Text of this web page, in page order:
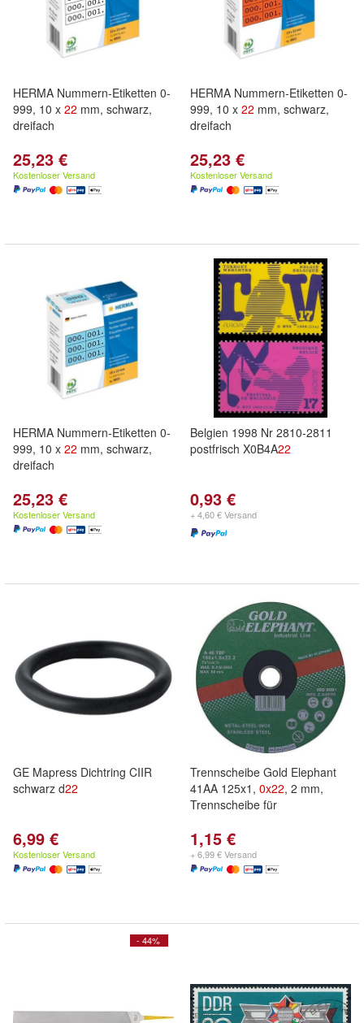
HERMA Nummern-Etiketten 0-
999, 10 x 22 mm, schwarz,
dreifach
25,23 €
Kostenloser Versand
HERMA Nummern-Etiketten 0-
999, 10 x 22 mm, schwarz,
dreifach
25,23 €
Kostenloser Versand
HERMA Nummern-Etiketten 0-
999, 10 x 22 mm, schwarz,
dreifach
25,23 €
Kostenloser Versand
Belgien 1998 Nr 2810-2811
postfrisch X0B4A22
0,93 €
+ 4,60 € Versand
GE Mapress Dichtring CIIR
schwarz d22
6,99 €
Kostenloser Versand
Trennscheibe Gold Elephant
41AA 125x1, 0x22, 2 mm,
Trennscheibe für
1,15 €
+ 6,99 € Versand
- 44%